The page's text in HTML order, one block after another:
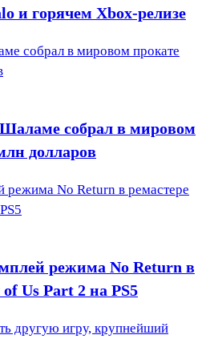
и горячем Xbox-релизе
собрал в мировом прокате
собрал в мировом
долларов
режима No Return в ремастере
режима No Return в
Us Part 2 на PS5
другую игру, крупнейший